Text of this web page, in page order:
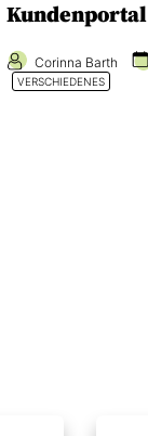
Kundenportal
Corinna Barth
VERSCHIEDENES